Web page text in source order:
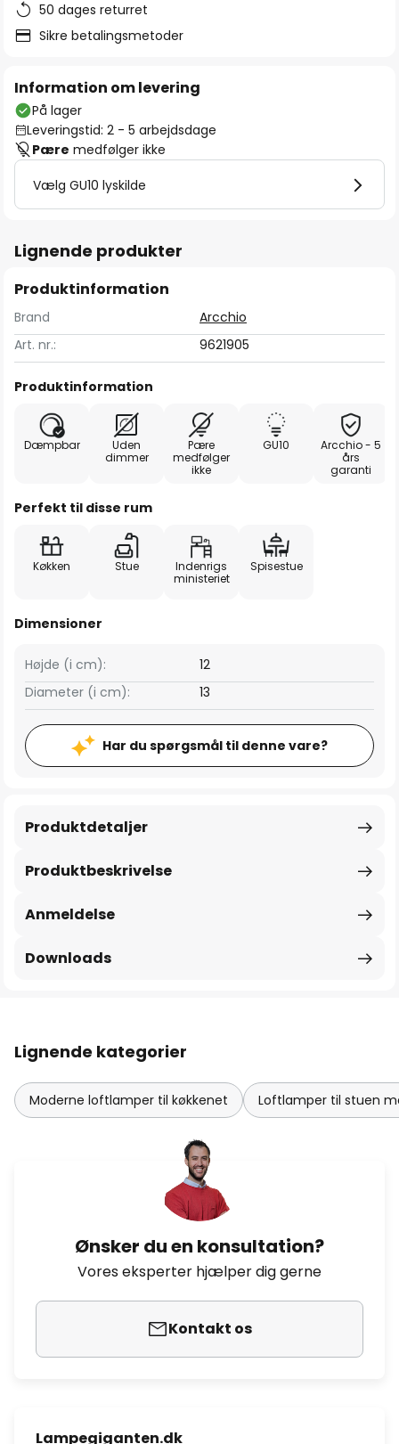
50 dages returret
Sikre betalingsmetoder
Information om levering
På lager
Leveringstid: 2 - 5 arbejdsdage
Pære medfølger ikke
Vælg GU10 lyskilde
Lignende produkter
Produktinformation
Brand
Arcchio
Art. nr.:
9621905
Produktinformation
Dæmpbar
Uden
dimmer
Pære
medfølger
ikke
GU10
Arcchio - 5
års
garanti
Perfekt til disse rum
Køkken Stue
Indenrigs
ministeriet
Spisestue
Dimensioner
Højde (i cm):
12
Diameter (i cm):
13
Har du spørgsmål til denne vare?
Produktbeskrivelse
Produktdetaljer
Anmeldelse
Downloads
Lignende kategorier
Moderne loftlamper til køkkenet Loftlamper til stuen
Ønsker du en konsultation?
Vores eksperter hjælper dig gerne
Kontakt os
Lampegiganten.dk